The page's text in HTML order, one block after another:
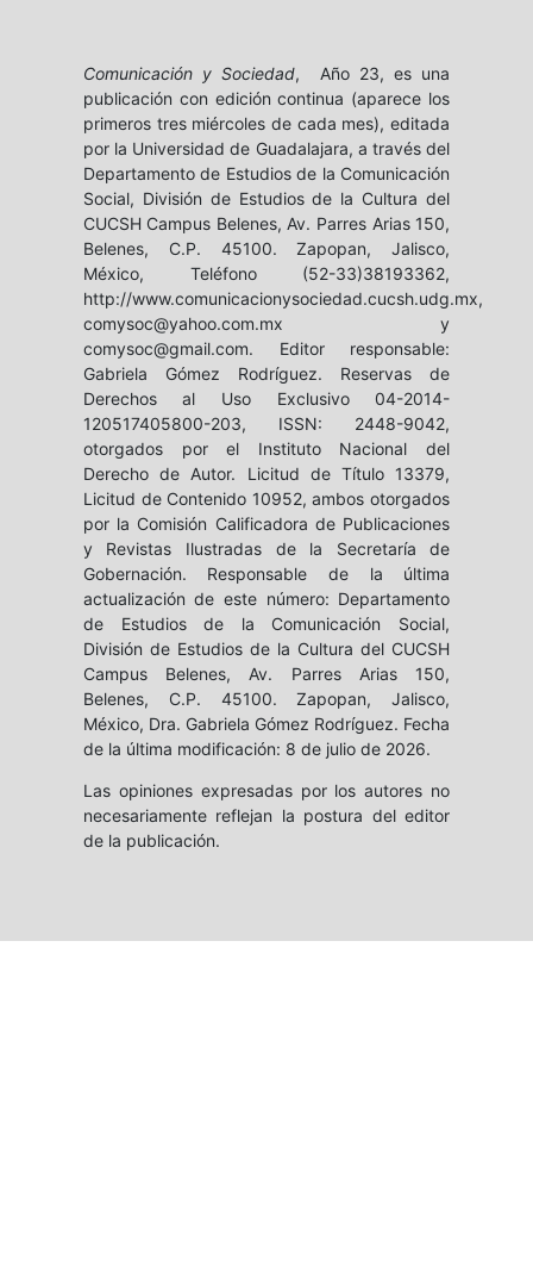
Comunicación y Sociedad, Año 23, es una
publicación con edición continua (aparece los
primeros tres miércoles de cada mes), editada
por la Universidad de Guadalajara, a través del
Departamento de Estudios de la Comunicación
Social, División de Estudios de la Cultura del
CUCSH Campus Belenes, Av. Parres Arias 150,
Belenes, C.P. 45100. Zapopan, Jalisco,
México, Teléfono (52-33)38193362,
http://www.comunicacionysociedad.cucsh.udg.mx,
comysoc@yahoo.com.mx y
comysoc@gmail.com. Editor responsable:
Gabriela Gómez Rodríguez. Reservas de
Derechos al Uso Exclusivo 04-2014-
120517405800-203, ISSN: 2448-9042,
otorgados por el Instituto Nacional del
Derecho de Autor. Licitud de Título 13379,
Licitud de Contenido 10952, ambos otorgados
por la Comisión Calificadora de Publicaciones
y Revistas Ilustradas de la Secretaría de
Gobernación. Responsable de la última
actualización de este número: Departamento
de Estudios de la Comunicación Social,
División de Estudios de la Cultura del CUCSH
Campus Belenes, Av. Parres Arias 150,
Belenes, C.P. 45100. Zapopan, Jalisco,
México, Dra. Gabriela Gómez Rodríguez. Fecha
de la última modificación: 8 de julio de 2026.
Las opiniones expresadas por los autores no
necesariamente reflejan la postura del editor
de la publicación.